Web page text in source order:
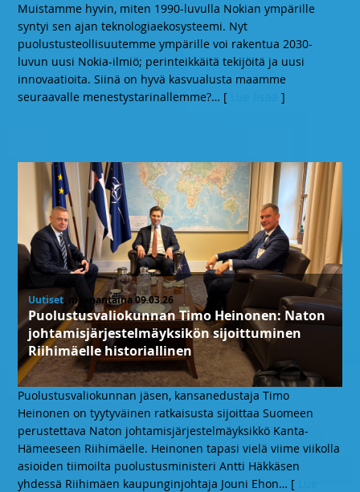
Muistamme hyvin, miten 1990-luvulla Nokian ympärille
syntyi sen ajan teknologiaekosysteemi. Nyt
puolustusteollisuutemme ympärille voi rakentua 2030-
luvun uusi Nokia-ilmiö; perinteikkäitä tekijöitä ja uusi
innovaatioita. Siinä on hyvä kasvualusta maamme
seuraavalle menestystarinallemme?… [ ]
Uutiset, maanantaina 09.03.26
Puolustusvaliokunnan Timo Heinonen: Naton
johtamisjärjestelmäyksikön sijoittuminen
Riihimäelle historiallinen
Puolustusvaliokunnan jäsen, kansanedustaja Timo
Heinonen on tyytyväinen ratkaisusta sijoittaa Suomeen
perustettava Naton johtamisjärjestelmäyksikkö Kanta-
Hämeeseen Riihimäelle. Heinonen tapasi vielä viime viikolla
asioiden tiimoilta puolustusministeri Antti Häkkäsen
yhdessä Riihimäen kaupunginjohtaja Jouni Ehon… [